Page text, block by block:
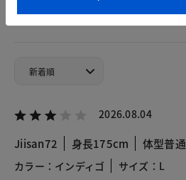
3.5 2レビュー
2026.08.04
Jiisan72 身長175cm 体型普通
カラー：インディゴ
サイズ：L